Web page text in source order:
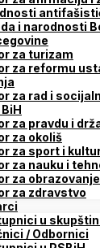
i narodnosti
za turizam
za reformu
za rad i
za pravdu i
za okoliš
za sport i
za nauku i
za
za zdravstvo
u
/ Odbornici